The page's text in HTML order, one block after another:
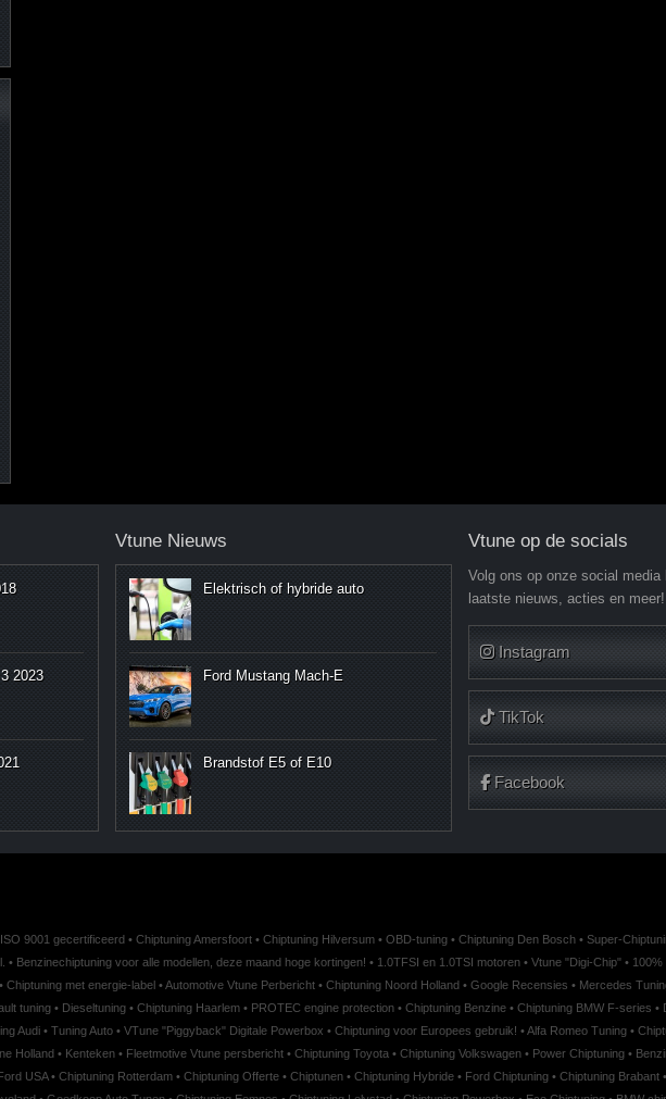
2023
Vtune Nieuws
Elektrisch of hybride auto
Ford Mustang Mach-E
Brandstof E5 of E10
Vtune op de socials
Volg ons op onze social media
laatste nieuws, acties en meer!
Instagram
TikTok
Facebook
ISO 9001 gecertificeerd • Chiptuning Amersfoort • Chiptuning Hilversum • OBD-tuning • Chiptuning Den Bosch • Super-
• Benzinechiptuning voor alle modellen, deze maand hoge kortingen! • 1.0TFSI en 1.0TSI motoren • Vtune "Digi-Chip" • 100%
• Chiptuning met energie-label • Automotive Vtune Perbericht • Chiptuning Noord Holland • Google Recensies • Mercedes
tuning • Dieseltuning • Chiptuning Haarlem • PROTEC engine protection • Chiptuning Benzine • Chiptuning BMW F-series •
Audi • Tuning Auto • VTune "Piggyback" Digitale Powerbox • Chiptuning voor Europees gebruik! • Alfa Romeo Tuning •
Holland • Kenteken • Fleetmotive Vtune persbericht • Chiptuning Toyota • Chiptuning Volkswagen • Power Chiptuning •
USA • Chiptuning Rotterdam • Chiptuning Offerte • Chiptunen • Chiptuning Hybride • Ford Chiptuning • Chiptuning Brabant •